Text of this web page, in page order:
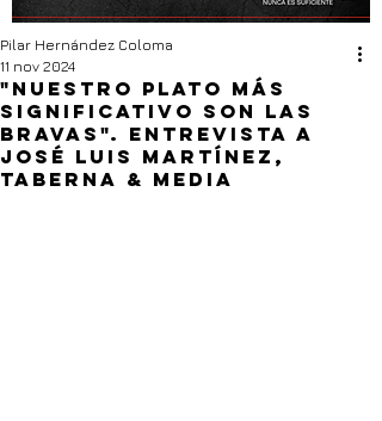
"Nuestro plato más
significativo son las
bravas". Entrevista a
José Luis Martínez,
Taberna & Media
Pilar Hernández Coloma
11 nov 2024